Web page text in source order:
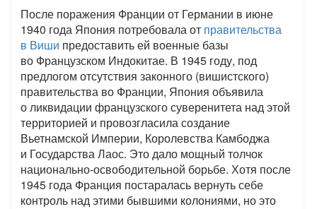
После поражения Франции от Германии в июне
1940 года Япония потребовала от правительства
в Виши предоставить ей военные базы
во Французском Индокитае. В 1945 году, под
предлогом отсутствия законного (вишистского)
правительства во Франции, Япония объявила
о ликвидации французского суверенитета над этой
территорией и провозгласила создание
Вьетнамской Империи, Королевства Камбоджа
и Государства Лаос. Это дало мощный толчок
национально-освободительной борьбе. Хотя после
1945 года Франция постаралась вернуть себе
контроль над этими бывшими колониями, но это